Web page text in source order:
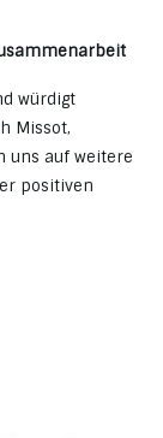
würdigt
Missot,
uns auf weitere
positiven